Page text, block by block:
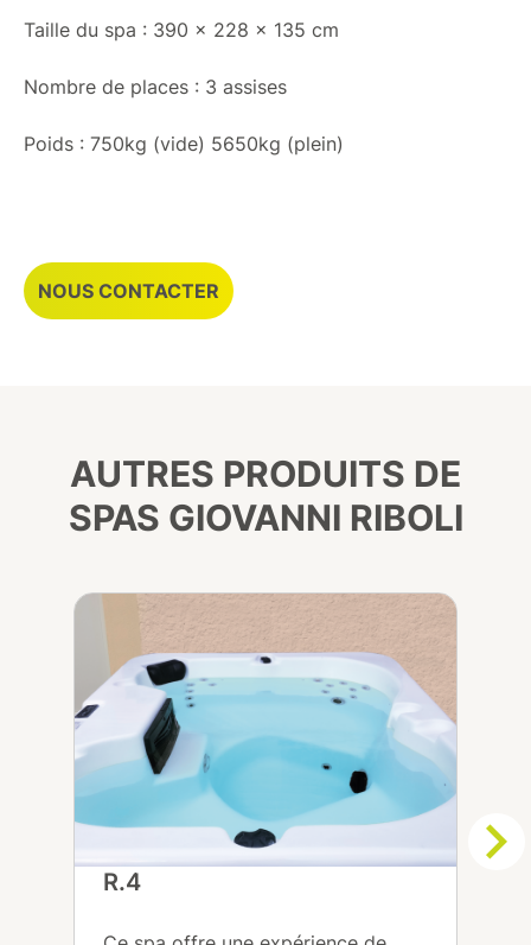
Taille du spa : 390 x 228 x 135 cm
Nombre de places : 3 assises
Poids : 750kg (vide) 5650kg (plein)
NOUS CONTACTER
AUTRES PRODUITS DE
SPAS GIOVANNI RIBOLI
R.4